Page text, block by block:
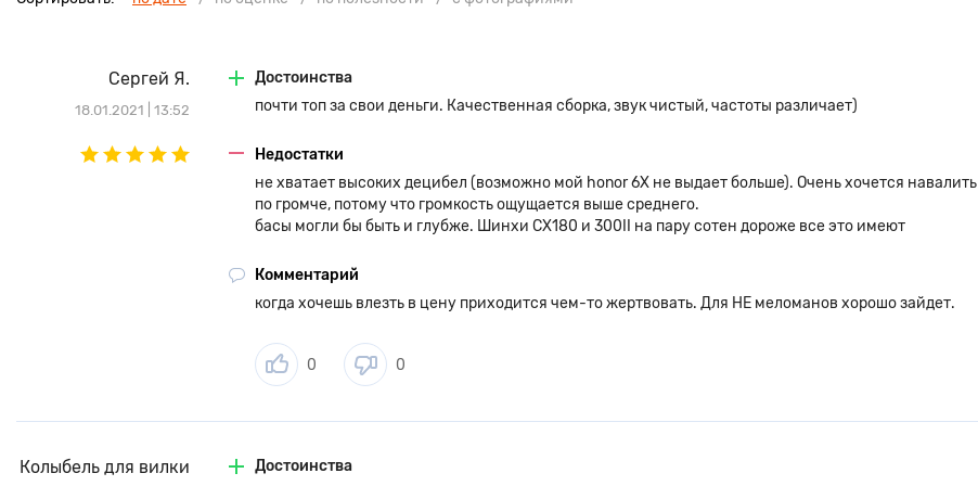
Стильный эргономичный дизайн и удобная посадка
Роскошная отделка выполнена методом вакуумной металлизации
Сергей Я.
18.01.2021 | 13:52
Достоинства
почти топ за свои деньги. Качественная сборка, звук чистый, частоты различает)
Недостатки
не хватает высоких децибел (возможно мой honor 6X не выдает больше). Очень хочется навалить
по громче, потому что громкость ощущается выше среднего.
басы могли бы быть и глубже. Шинхи СХ180 и 300II на пару сотен дороже все это имеют
Комментарий
когда хочешь влезть в цену приходится чем-то жертвовать. Для НЕ меломанов хорошо зайдет.
0 0
Колыбель для вилки
Достоинства